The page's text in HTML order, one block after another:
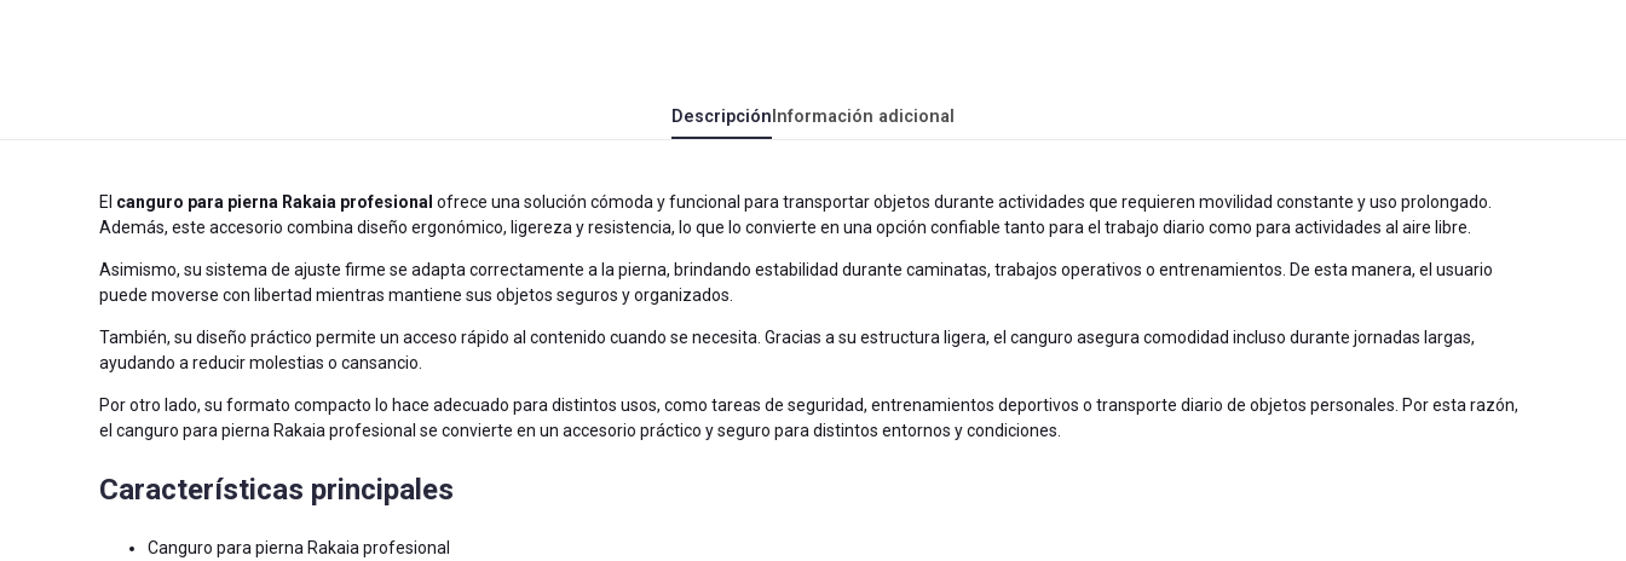
DescripciónInformación adicional
El canguro para pierna Rakaia profesional ofrece una solución cómoda y funcional para transportar objetos durante actividades que requieren movilidad constante y uso prolongado.
Además, este accesorio combina diseño ergonómico, ligereza y resistencia, lo que lo convierte en una opción confiable tanto para el trabajo diario como para actividades al aire libre.
Asimismo, su sistema de ajuste firme se adapta correctamente a la pierna, brindando estabilidad durante caminatas, trabajos operativos o entrenamientos. De esta manera, el usuario
puede moverse con libertad mientras mantiene sus objetos seguros y organizados.
También, su diseño práctico permite un acceso rápido al contenido cuando se necesita. Gracias a su estructura ligera, el canguro asegura comodidad incluso durante jornadas largas,
ayudando a reducir molestias o cansancio.
Por otro lado, su formato compacto lo hace adecuado para distintos usos, como tareas de seguridad, entrenamientos deportivos o transporte diario de objetos personales. Por esta razón,
el canguro para pierna Rakaia profesional se convierte en un accesorio práctico y seguro para distintos entornos y condiciones.
Características principales
Canguro para pierna Rakaia profesional